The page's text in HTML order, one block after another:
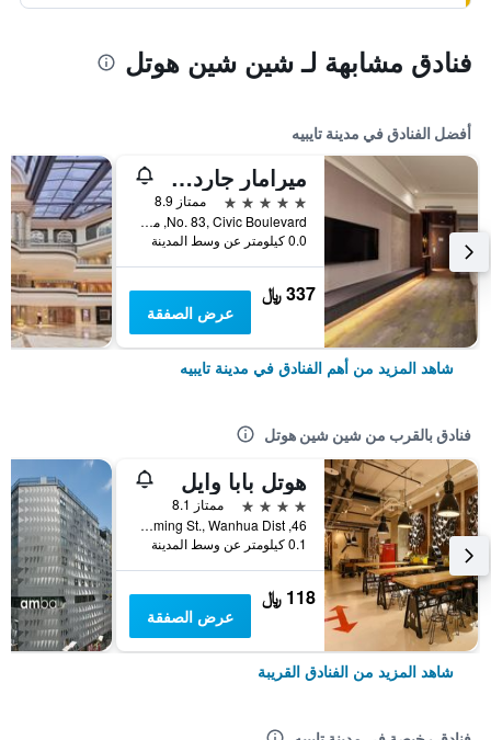
فنادق مشابهة لـ شين شين هوتل
أفضل الفنادق في مدينة تايبيه
ميرامار جاردن تابييه
5 نجوم
ممتاز 8.9
No. 83, Civic Boulevard, مدينة تايبيه, تايوان
0.0 كيلومتر عن وسط المدينة
337 ﷼
عرض الصفقة
شاهد المزيد من أهم الفنادق في مدينة تايبيه
فنادق بالقرب من شين شين هوتل
هوتل بابا وايل
4 نجوم
ممتاز 8.1
46, Kunming St., Wanhua Dist., مدينة تايبيه, تايوان
0.1 كيلومتر عن وسط المدينة
118 ﷼
عرض الصفقة
شاهد المزيد من الفنادق القريبة